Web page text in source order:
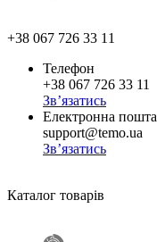
+38 067 726 33 11
Телефон
+38 067 726 33 11
Зв’язатись
Електронна пошта
support@temo.ua
Зв’язатись
Каталог товарів